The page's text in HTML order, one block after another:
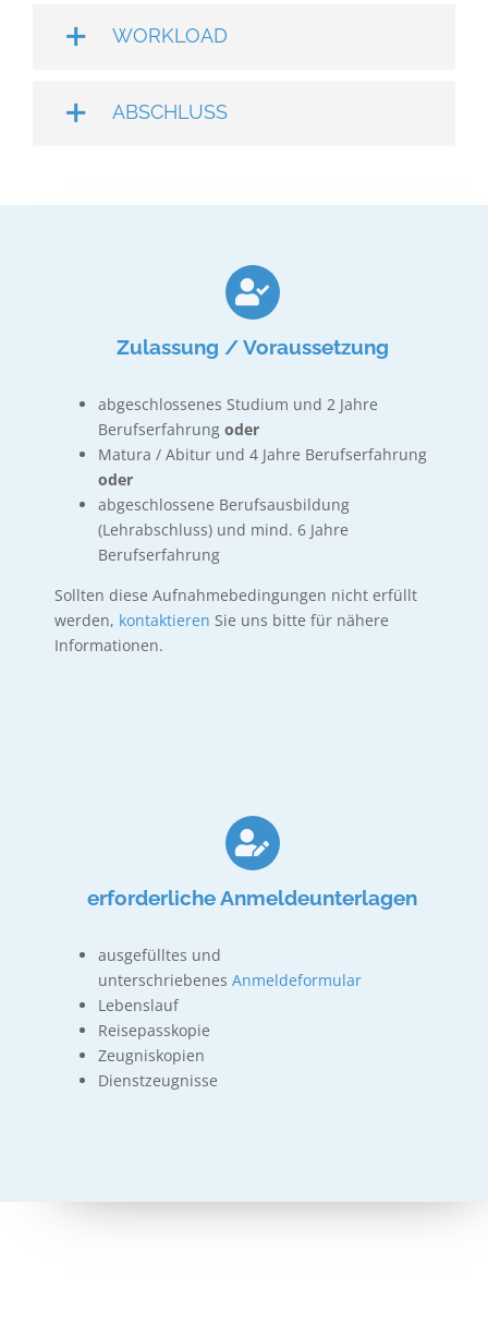
WORKLOAD
ABSCHLUSS
Zulassung / Voraussetzung
abgeschlossenes Studium und 2 Jahre
Berufserfahrung oder
Matura / Abitur und 4 Jahre Berufserfahrung
oder
abgeschlossene Berufsausbildung
(Lehrabschluss) und mind. 6 Jahre
Berufserfahrung
Sollten diese Aufnahmebedingungen nicht erfüllt
werden, kontaktieren Sie uns bitte für nähere
Informationen.
erforderliche Anmeldeunterlagen
ausgefülltes und
unterschriebenes Anmeldeformular
Lebenslauf
Reisepasskopie
Zeugniskopien
Dienstzeugnisse